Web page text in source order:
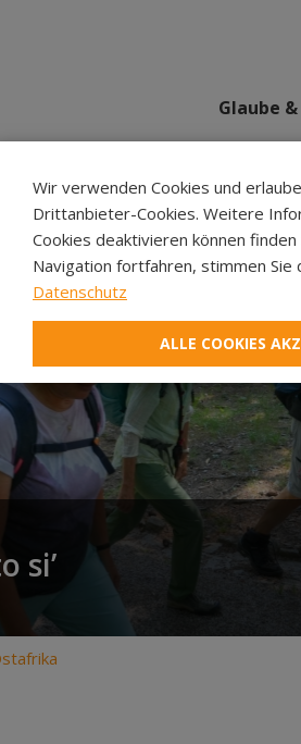
Glaube
si’
Wir verwenden Cookies und
Drittanbieter-Cookies. Weitere
Cookies deaktivieren können finden
Navigation fortfahren, stimmen Sie
Datenschutz
ALLE COOKIES